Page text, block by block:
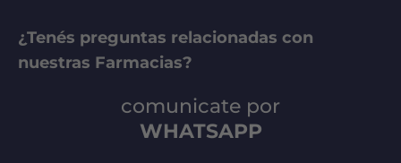
¿Tenés preguntas relacionadas con
nuestras Farmacias?
comunicate por
WHATSAPP